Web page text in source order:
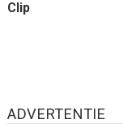
Clip
ADVERTENTIE